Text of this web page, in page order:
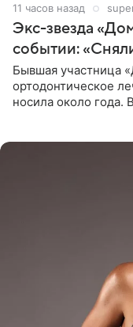
11 часов назад
Экс-звезда
событии:
Бывшая участница
ортодонтическое
носила около года.